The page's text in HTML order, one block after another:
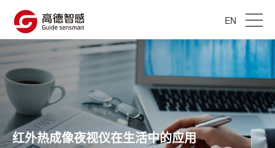
EN
红外热成像夜视仪在生活中的应用